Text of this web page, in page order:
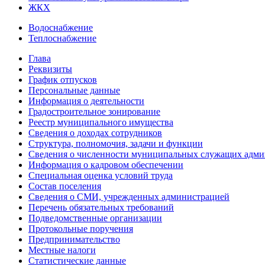
ЖКХ
Водоснабжение
Теплоснабжение
Глава
Реквизиты
График отпусков
Персональные данные
Информация о деятельности
Градостроительное зонирование
Реестр муниципального имущества
Сведения о доходах сотрудников
Структура, полномочия, задачи и функции
Сведения о численности муниципальных служащих
Информация о кадровом обеспечении
Специальная оценка условий труда
Состав поселения
Сведения о СМИ, учрежденных администрацией
Перечень обязательных требований
Подведомственные организации
Протокольные поручения
Предпринимательство
Местные налоги
Статистические данные